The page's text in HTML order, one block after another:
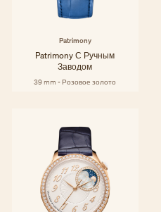
Patrimony
Patrimony С Ручным
Заводом
39 mm - Розовое золото